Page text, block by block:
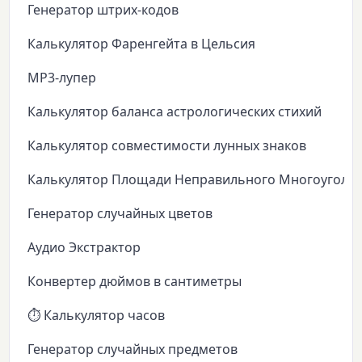
Генератор штрих-кодов
Калькулятор Фаренгейта в Цельсия
MP3-лупер
Калькулятор баланса астрологических стихий
Калькулятор совместимости лунных знаков
Калькулятор Площади Неправильного
Генератор случайных цветов
Аудио Экстрактор
Конвертер дюймов в сантиметры
⏱️ Калькулятор часов
Генератор случайных предметов